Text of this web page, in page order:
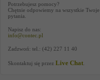
Potrzebujesz pomocy?
Chętnie odpowiemy na wszystkie Twoje
pytania.
Napisz do nas:
info@contec.pl
Zadzwoń: tel.: (42) 227 11 40
Skontaktuj się przez Live Chat